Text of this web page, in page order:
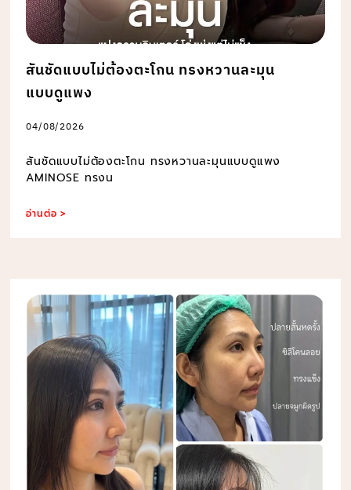
สันชัดแบบไม่ต้องตะโกน ทรงหวานละมุน
แบบดูแพง
04/08/2026
สันชัดแบบไม่ต้องตะโกน ทรงหวานละมุนแบบดูแพง
AMINOSE ทรงน
อ่านต่อ >